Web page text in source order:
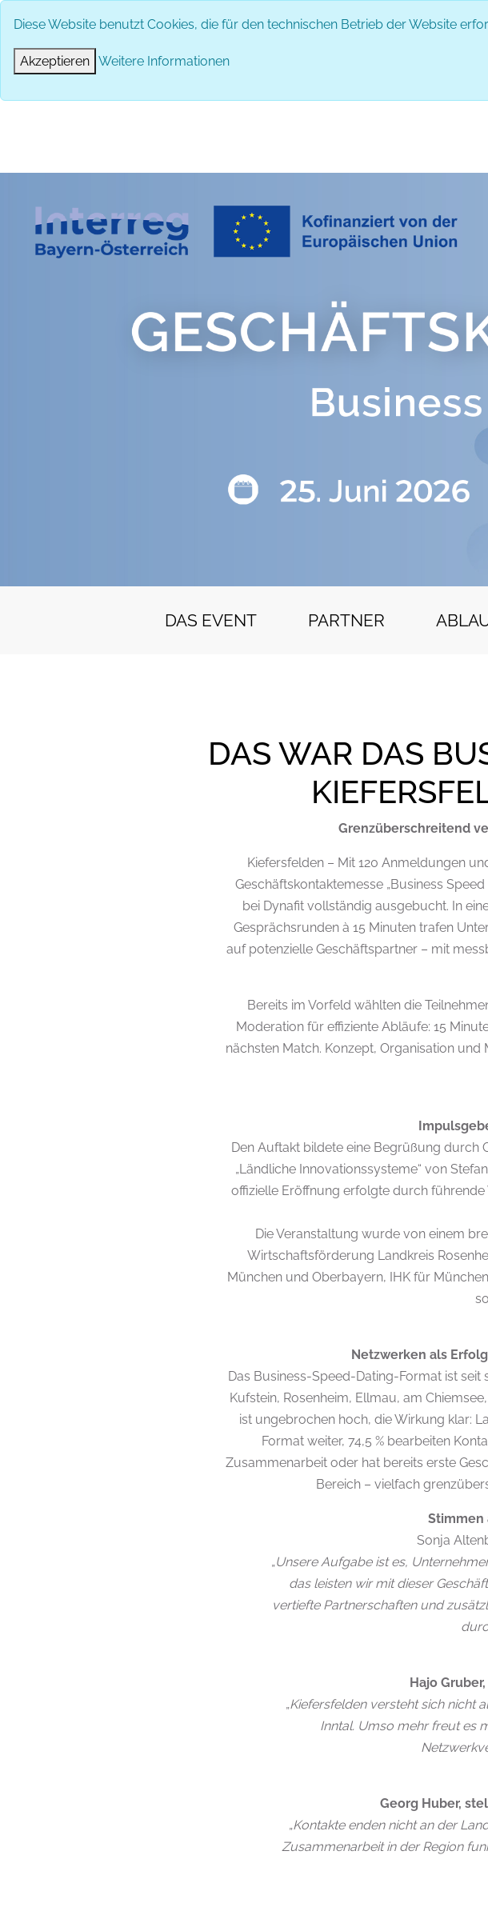
Diese Website benutzt Cookies, die für den technischen Betrieb der Website
Akzeptieren Weitere Informationen
DAS EVENT PARTNER
DAS WAR DAS
Grenzüberschreitend
Kiefersfelden – Mit 120 Anmeldungen
Geschäftskontaktemesse „Business
bei Dynafit vollständig ausgebucht. In
Gesprächsrunden à 15 Minuten trafen
auf potenzielle Geschäftspartner – mit
Bereits im Vorfeld wählten die
Moderation für effiziente Abläufe: 15
nächsten Match. Konzept, Organisation und
Den Auftakt bildete eine Begrüßung durch
„Ländliche Innovationssysteme“ von
offizielle Eröffnung erfolgte durch
Die Veranstaltung wurde von einem
Wirtschaftsförderung Landkreis
München und Oberbayern, IHK für
Netzwerken als
Das Business-Speed-Dating-Format ist
Kufstein, Rosenheim, Ellmau, am
ist ungebrochen hoch, die Wirkung klar:
Format weiter, 74,5 % bearbeiten
Zusammenarbeit oder hat bereits erste
Bereich – vielfach
Stimmen
Sonja
„Unsere Aufgabe ist es,
das leisten wir mit dieser
vertiefte Partnerschaften und
Hajo
„Kiefersfelden versteht sich nicht
Inntal. Umso mehr freut es
Georg Huber,
„Kontakte enden nicht an der
Zusammenarbeit in der Region